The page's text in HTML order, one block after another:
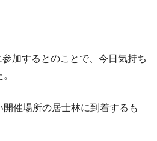
加するとのことで、今日気持ち
催場所の居士林に到着するも